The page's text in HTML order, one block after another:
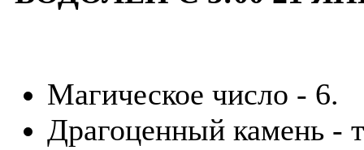
Магическое число - 6.
Драгоценный камень -